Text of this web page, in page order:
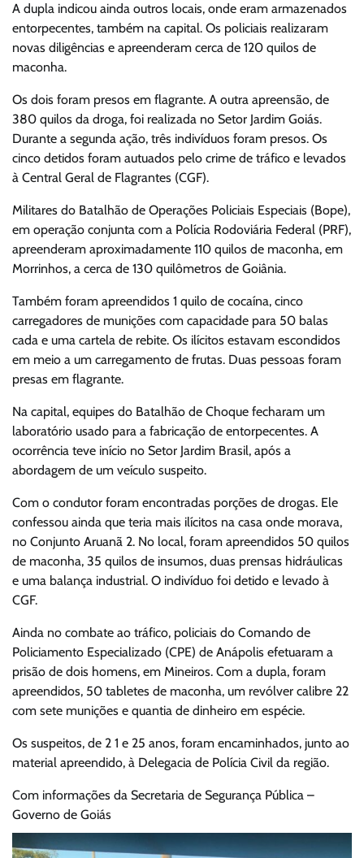
A dupla indicou ainda outros locais, onde eram armazenados
entorpecentes, também na capital. Os policiais realizaram
novas diligências e apreenderam cerca de 120 quilos de
maconha.
Os dois foram presos em flagrante. A outra apreensão, de
380 quilos da droga, foi realizada no Setor Jardim Goiás.
Durante a segunda ação, três indivíduos foram presos. Os
cinco detidos foram autuados pelo crime de tráfico e levados
à Central Geral de Flagrantes (CGF).
Militares do Batalhão de Operações Policiais Especiais (Bope),
em operação conjunta com a Polícia Rodoviária Federal (PRF),
apreenderam aproximadamente 110 quilos de maconha, em
Morrinhos, a cerca de 130 quilômetros de Goiânia.
Também foram apreendidos 1 quilo de cocaína, cinco
carregadores de munições com capacidade para 50 balas
cada e uma cartela de rebite. Os ilícitos estavam escondidos
em meio a um carregamento de frutas. Duas pessoas foram
presas em flagrante.
Na capital, equipes do Batalhão de Choque fecharam um
laboratório usado para a fabricação de entorpecentes. A
ocorrência teve início no Setor Jardim Brasil, após a
abordagem de um veículo suspeito.
Com o condutor foram encontradas porções de drogas. Ele
confessou ainda que teria mais ilícitos na casa onde morava,
no Conjunto Aruanã 2. No local, foram apreendidos 50 quilos
de maconha, 35 quilos de insumos, duas prensas hidráulicas
e uma balança industrial. O indivíduo foi detido e levado à
CGF.
Ainda no combate ao tráfico, policiais do Comando de
Policiamento Especializado (CPE) de Anápolis efetuaram a
prisão de dois homens, em Mineiros. Com a dupla, foram
apreendidos, 50 tabletes de maconha, um revólver calibre 22
com sete munições e quantia de dinheiro em espécie.
Os suspeitos, de 2 1 e 25 anos, foram encaminhados, junto ao
material apreendido, à Delegacia de Polícia Civil da região.
Com informações da Secretaria de Segurança Pública –
Governo de Goiás